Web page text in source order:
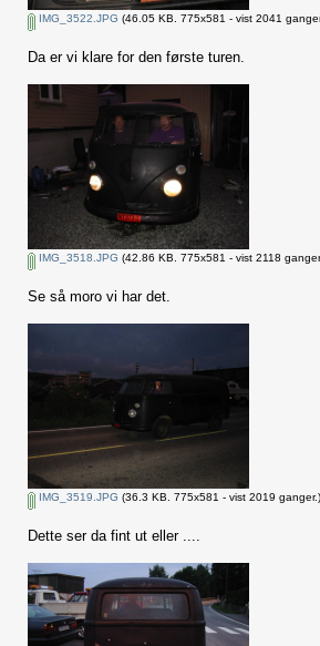
IMG_3522.JPG (46.05 KB. 775x581 - vist 2041
Da er vi klare for den første turen.
IMG_3518.JPG (42.86 KB. 775x581 - vist 2118
Se så moro vi har det.
IMG_3519.JPG (36.3 KB. 775x581 - vist 2019 ganger.)
Dette ser da fint ut eller ....